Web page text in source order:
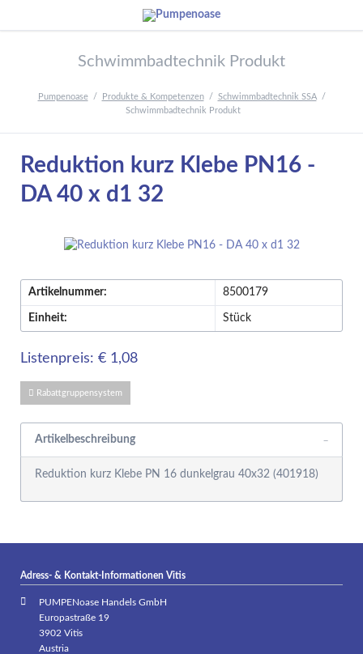
Schwimmbadtechnik Produkt
Pumpenoase Produkte & Kompetenzen
Schwimmbadtechnik SSA
Schwimmbadtechnik Produkt
Reduktion kurz Klebe PN16 -
DA 40 x d1 32
Artikelnummer: 8500179
Einheit: Stück
Listenpreis: € 1,08
Rabattgruppensystem
Artikelbeschreibung
Reduktion kurz Klebe PN 16 dunkelgrau 40x32 (401918)
Adress- & Kontakt-Informationen Vitis
PUMPENoase Handels GmbH
Europastraße 19
3902 Vitis
Austria